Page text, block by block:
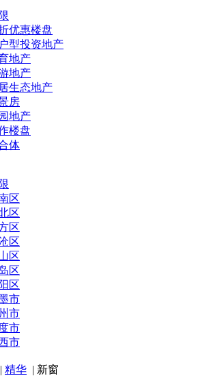
优惠楼盘
型投资地产
地产
地产
生态地产
房
地产
楼盘
体
区
区
区
区
区
区
区
市
市
市
市
| 精华 | 新窗